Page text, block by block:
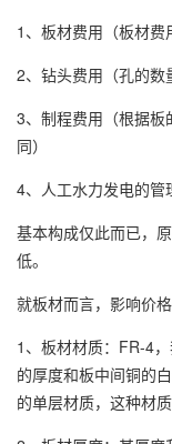
1、板材费用（板材费
2、钻头费用（孔的数
3、制程费用（根据
同）
4、人工水力发电的管
基本构成仅此而已，
低。
就板材而言，影响价
1、板材材质：FR-4
的厚度和板中间铜的
的单层材质，这种材